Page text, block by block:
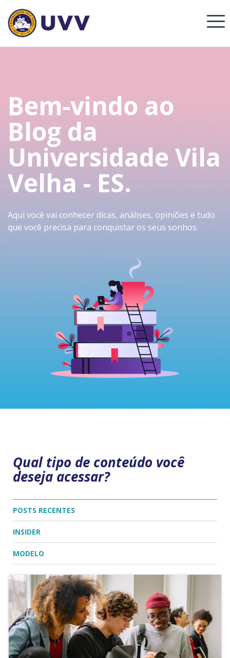
Bem-vindo ao
Blog da
Universidade Vila
Velha - ES.
Aqui você vai conhecer dicas, análises, opiniões e tudo
que você precisa para conquistar os seus sonhos.
Qual tipo de conteúdo você
deseja acessar?
POSTS RECENTES
INSIDER
MODELO